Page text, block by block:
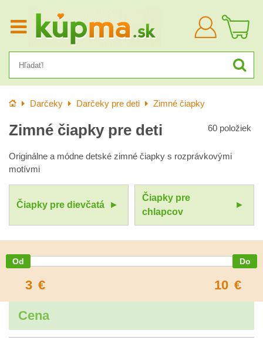
Prihlásiť
sa
Úvod Darčeky Darčeky pre deti Zimné čiapky
Zimné čiapky pre deti 60 položiek
Originálne a módne detské zimné čiapky s rozprávkovými
motívmi
Čiapky pre dievčatá
Čiapky pre
chlapcov
3 € 10 €
Cena